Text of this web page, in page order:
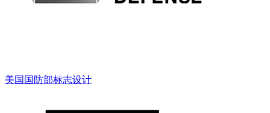
美国国防部标志设计